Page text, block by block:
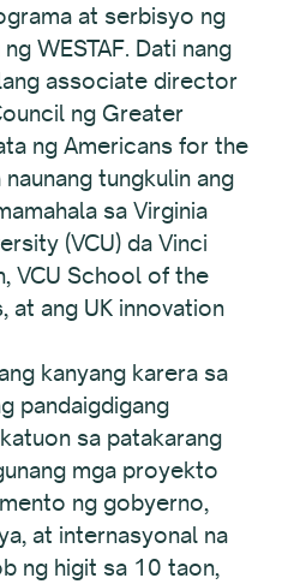
at serbisyo ng
WESTAF. Dati nang
associate director
ng Greater
ng Americans for the
tungkulin ang
sa Virginia
(VCU) da Vinci
VCU School of the
at ang UK innovation
kanyang karera sa
pandaigdigang
sa patakarang
mga proyekto
ng gobyerno,
at internasyonal na
ng higit sa 10 taon,